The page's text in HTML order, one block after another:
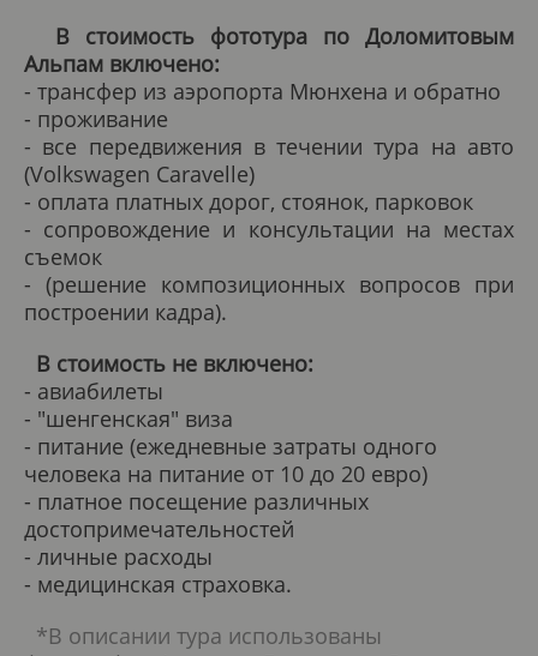
В стоимость фототура по Доломитовым
Альпам включено:
- трансфер из аэропорта Мюнхена и обратно
- проживание
- все передвижения в течении тура на авто
(Volkswagen Caravelle)
- оплата платных дорог, стоянок, парковок
- сопровождение и консультации на местах
съемок
- (решение композиционных вопросов при
построении кадра).
В стоимость не включено:
- авиабилеты
- "шенгенская" виза
- питание (ежедневные затраты одного
человека на питание от 10 до 20 евро)
- платное посещение различных
достопримечательностей
- личные расходы
- медицинская страховка.
*В описании тура использованы